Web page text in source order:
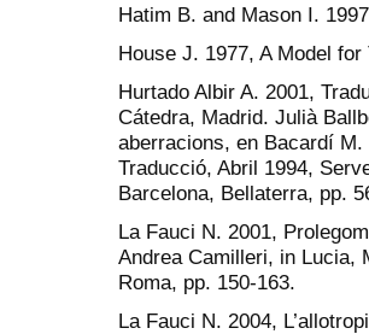
Hatim B. and Mason I.
House J. 1977, A Model
Hurtado Albir A. 2001,
Cátedra, Madrid. Julià
aberracions, en Bacardí
Traducció, Abril 1994,
Barcelona, Bellaterra, pp.
La Fauci N. 2001,
Andrea Camilleri, in Lucia,
Roma, pp. 150-163.
La Fauci N. 2004,